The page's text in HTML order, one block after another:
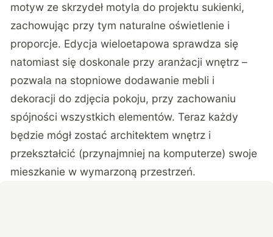
motyw ze skrzydeł motyla do projektu sukienki,
zachowując przy tym naturalne oświetlenie i
proporcje. Edycja wieloetapowa sprawdza się
natomiast się doskonale przy aranżacji wnętrz –
pozwala na stopniowe dodawanie mebli i
dekoracji do zdjęcia pokoju, przy zachowaniu
spójności wszystkich elementów. Teraz każdy
będzie mógł zostać architektem wnętrz i
przekształcić (przynajmniej na komputerze) swoje
mieszkanie w wymarzoną przestrzeń.